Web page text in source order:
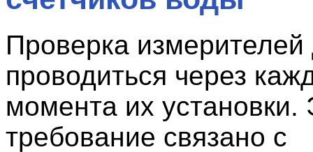
Проверка
проводиться через
момента их установки.
требование связано с